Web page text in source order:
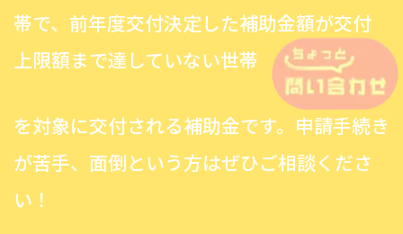
帯で、前年度交付決定した補助金額が交付
上限額まで達していない世帯
を対象に交付される補助金です。申請手続き
が苦手、面倒という方はぜひご相談くださ
い！